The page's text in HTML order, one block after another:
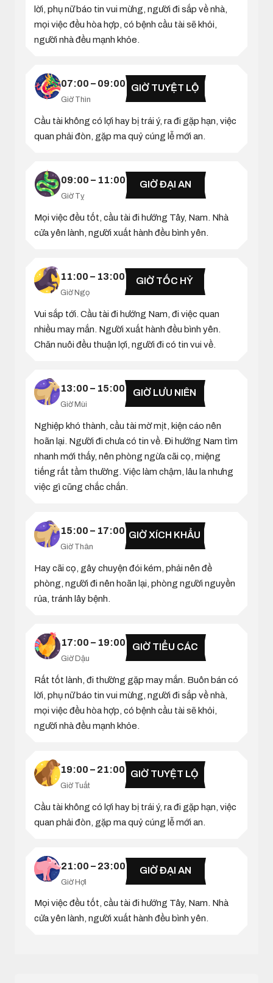
lời, phụ nữ báo tin vui mừng, người đi sắp về nhà,
mọi việc đều hòa hợp, có bệnh cầu tài sẽ khỏi,
người nhà đều mạnh khỏe.
07:00 – 09:00
Giờ Thìn
GIỜ TUYỆT LỘ
Cầu tài không có lợi hay bị trái ý, ra đi gặp hạn, việc
quan phải đòn, gặp ma quỷ cúng lễ mới an.
09:00 – 11:00
Giờ Tỵ
GIỜ ĐẠI AN
Mọi việc đều tốt, cầu tài đi hướng Tây, Nam. Nhà
cửa yên lành, người xuất hành đều bình yên.
11:00 – 13:00
Giờ Ngọ
GIỜ TỐC HỶ
Vui sắp tới. Cầu tài đi hướng Nam, đi việc quan
nhiều may mắn. Người xuất hành đều bình yên.
Chăn nuôi đều thuận lợi, người đi có tin vui về.
13:00 – 15:00
Giờ Mùi
GIỜ LƯU NIÊN
Nghiệp khó thành, cầu tài mờ mịt, kiện cáo nên
hoãn lại. Người đi chưa có tin về. Đi hướng Nam tìm
nhanh mới thấy, nên phòng ngừa cãi cọ, miệng
tiếng rất tầm thường. Việc làm chậm, lâu la nhưng
việc gì cũng chắc chắn.
15:00 – 17:00
Giờ Thân
GIỜ XÍCH KHẨU
Hay cãi cọ, gây chuyện đói kém, phải nên đề
phòng, người đi nên hoãn lại, phòng người nguyền
rủa, tránh lây bệnh.
17:00 – 19:00
Giờ Dậu
GIỜ TIỂU CÁC
Rất tốt lành, đi thường gặp may mắn. Buôn bán có
lời, phụ nữ báo tin vui mừng, người đi sắp về nhà,
mọi việc đều hòa hợp, có bệnh cầu tài sẽ khỏi,
người nhà đều mạnh khỏe.
19:00 – 21:00
Giờ Tuất
GIỜ TUYỆT LỘ
Cầu tài không có lợi hay bị trái ý, ra đi gặp hạn, việc
quan phải đòn, gặp ma quỷ cúng lễ mới an.
21:00 – 23:00
Giờ Hợi
GIỜ ĐẠI AN
Mọi việc đều tốt, cầu tài đi hướng Tây, Nam. Nhà
cửa yên lành, người xuất hành đều bình yên.